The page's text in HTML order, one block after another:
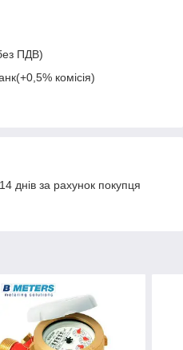
ПДВ)
комісія)
днів за рахунок покупця